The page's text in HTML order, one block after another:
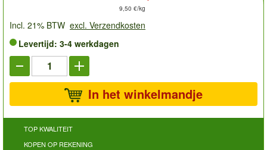
9,50 €/kg
Incl. 21% BTW excl. Verzendkosten
Levertijd: 3-4 werkdagen
In het winkelmandje
TOP KWALITEIT
KOPEN OP REKENING